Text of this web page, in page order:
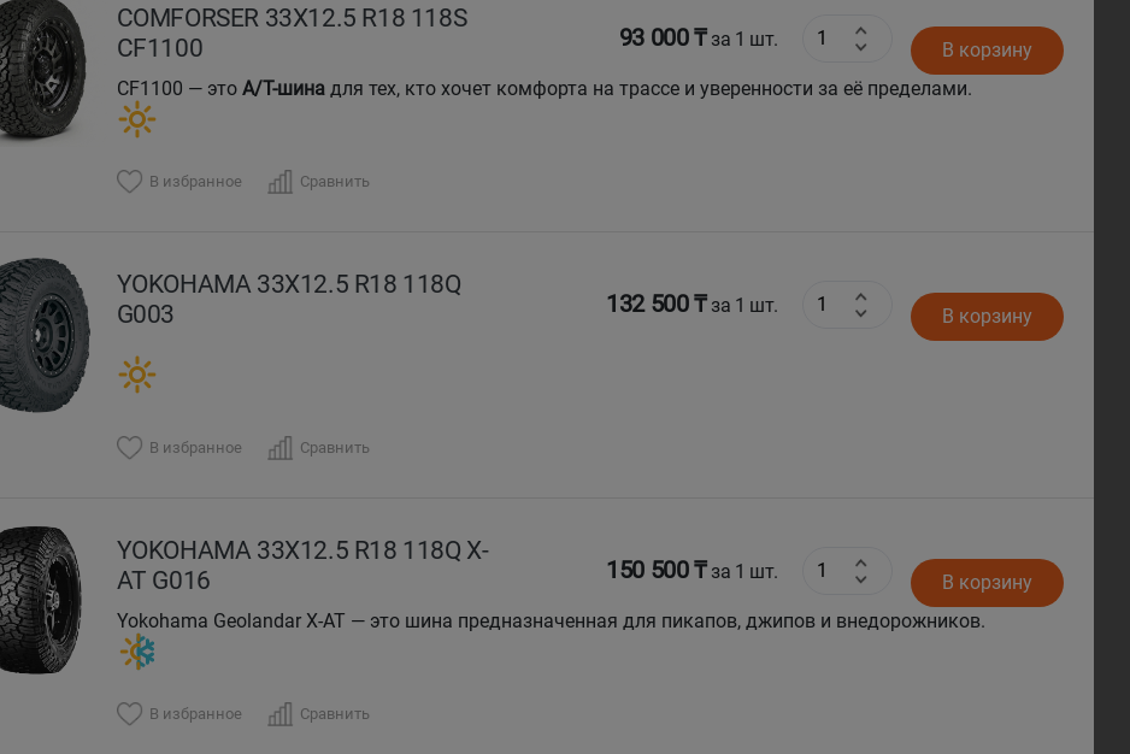
COMFORSER 33X12.5 R18 118S
CF1100
93 000 ₸за 1 шт.
В корзину
CF1100 — это A/T-шинадля тех, кто хочет комфорта на трассе и уверенности за её пределами.
В избранное Сравнить
YOKOHAMA 33X12.5 R18 118Q
G003
132 500 ₸за 1 шт. В корзину
В избранное Сравнить
YOKOHAMA 33X12.5 R18 118Q X-
AT G016
150 500 ₸за 1 шт.
В корзину
Yokohama Geolandar X-AT — это шина предназначенная для пикапов, джипов и внедорожников.
В избранное Сравнить